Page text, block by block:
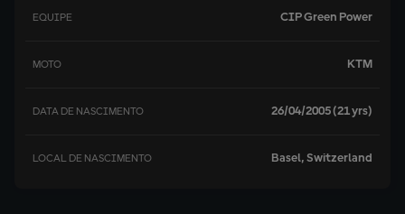
EQUIPE CIP Green Power
MOTO KTM
DATA DE NASCIMENTO 26/04/2005 (21 yrs)
LOCAL DE NASCIMENTO Basel, Switzerland